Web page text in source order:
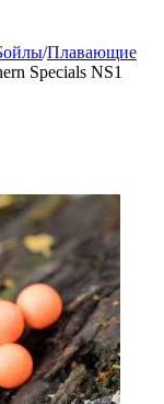
/Плавающие
Specials NS1